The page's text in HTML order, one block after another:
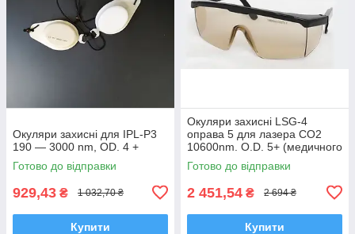
Окуляри захисні для IPL-P3
190 — 3000 nm, OD. 4 +
Готово до відправки
929,43 ₴ 1 032,70 ₴
Купити
Окуляри захисні LSG-4
оправа 5 для лазера СО2
10600nm. O.D. 5+ (медичного
та промислового) Ю. Корея
Готово до відправки
2 451,54 ₴ 2 694 ₴
Купити